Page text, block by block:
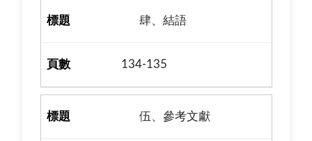
肆、結語
134-135
伍、參考文獻